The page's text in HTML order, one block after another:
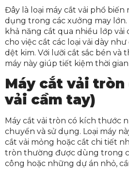
Đây là loại máy cắt vải phổ
dụng trong các xưởng may lớn.
khả năng cắt qua nhiều lớp
cho việc cắt các loại vải dày như
dệt kim. Với lưỡi cắt sắc bén và
máy này giúp tiết kiệm thời
Máy cắt vải tròn
vải cầm tay)
Máy cắt vải tròn có kích thước
chuyển và sử dụng. Loại máy
cắt vải mỏng hoặc cắt chi tiết
tròn thường được dùng trong
công hoặc những dự án nhỏ,